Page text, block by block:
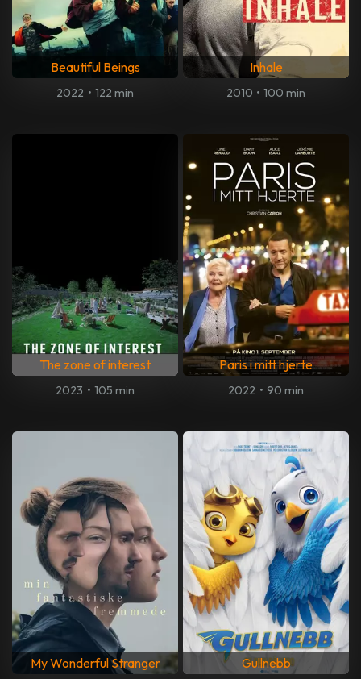
Beautiful Beings
2022 • 122 min
Inhale
2010 • 100 min
The zone of interest
2023 • 105 min
Paris i mitt hjerte
2022 • 90 min
My Wonderful Stranger Gullnebb